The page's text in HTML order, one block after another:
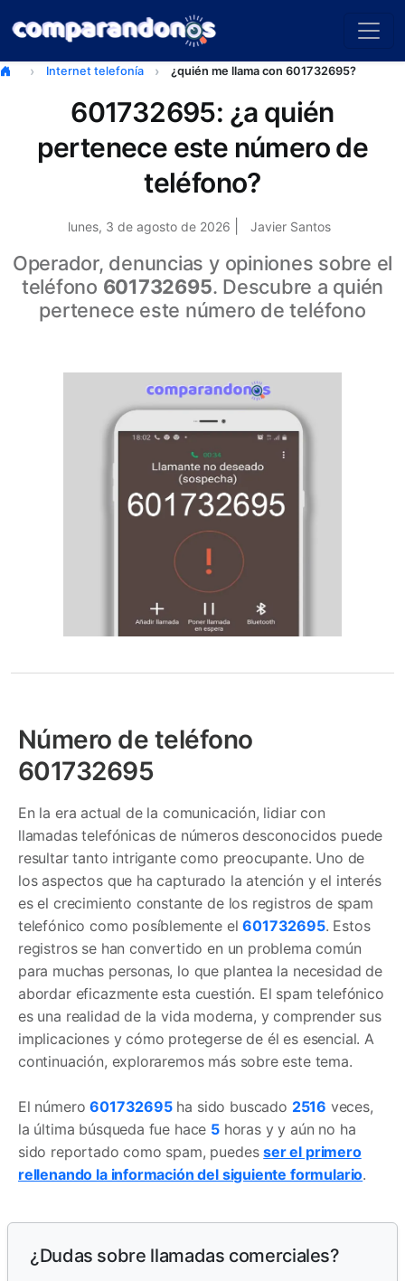
Internet telefonía ¿quién me llama con 601732695?
601732695: ¿a quién
pertenece este número de
teléfono?
lunes, 3 de agosto de 2026 Javier Santos
Operador, denuncias y opiniones sobre el
teléfono 601732695. Descubre a quién
pertenece este número de teléfono
Número de teléfono
601732695
En la era actual de la comunicación, lidiar con
llamadas telefónicas de números desconocidos puede
resultar tanto intrigante como preocupante. Uno de
los aspectos que ha capturado la atención y el interés
es el crecimiento constante de los registros de spam
telefónico como posíblemente el601732695. Estos
registros se han convertido en un problema común
para muchas personas, lo que plantea la necesidad de
abordar eficazmente esta cuestión. El spam telefónico
es una realidad de la vida moderna, y comprender sus
implicaciones y cómo protegerse de él es esencial. A
continuación, exploraremos más sobre este tema.
El número601732695ha sido buscado 2516 veces,
la última búsqueda fue hace 5horas y y aún no ha
sido reportado como spam, puedesser el primero
rellenando la información del siguiente formulario.
¿Dudas sobre llamadas comerciales?